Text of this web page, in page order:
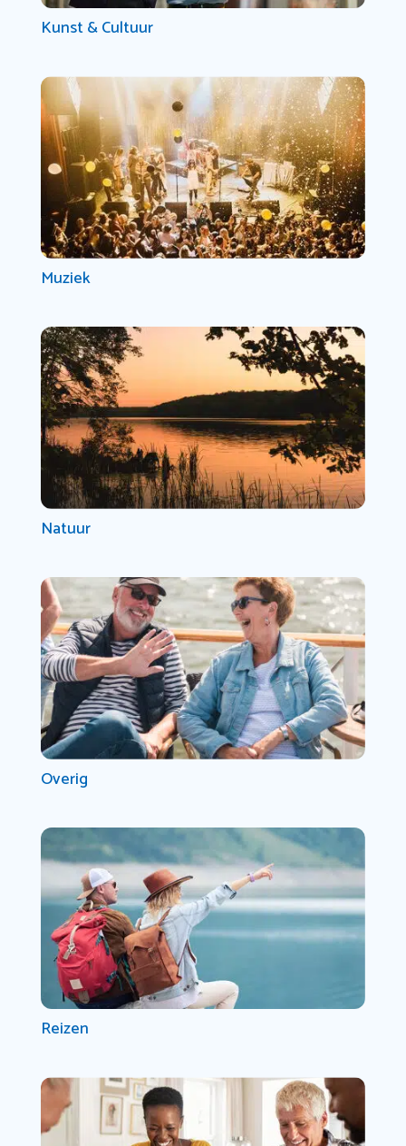
Kunst & Cultuur
Muziek
Natuur
Overig
Reizen